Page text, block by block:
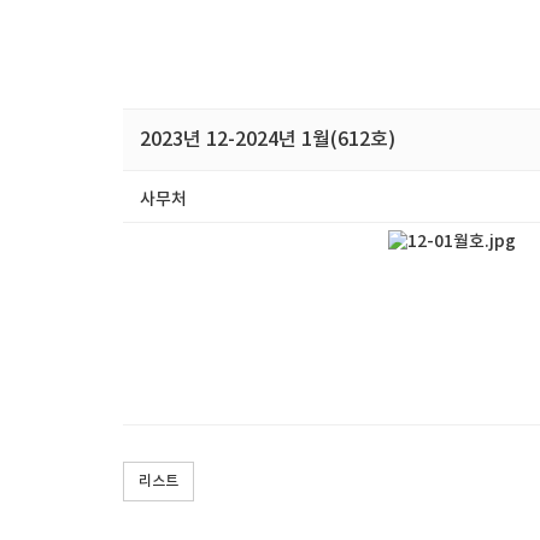
2023년 12-2024년 1월(612호)
사무처
리스트